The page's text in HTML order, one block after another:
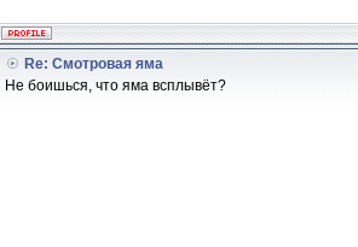
Re: Смотровая яма
Не боишься, что яма всплывёт?